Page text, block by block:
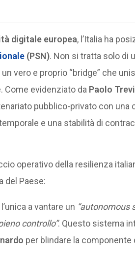
digitale europea, l’Italia ha
(PSN). Non si tratta solo di
un vero e proprio “bridge” che
Come evidenziato da Paolo
pubblico-privato con una
e una stabilità di
operativo della resilienza
del Paese:
l’unica a vantare un “autonomous
controllo”. Questo sistema
per blindare la